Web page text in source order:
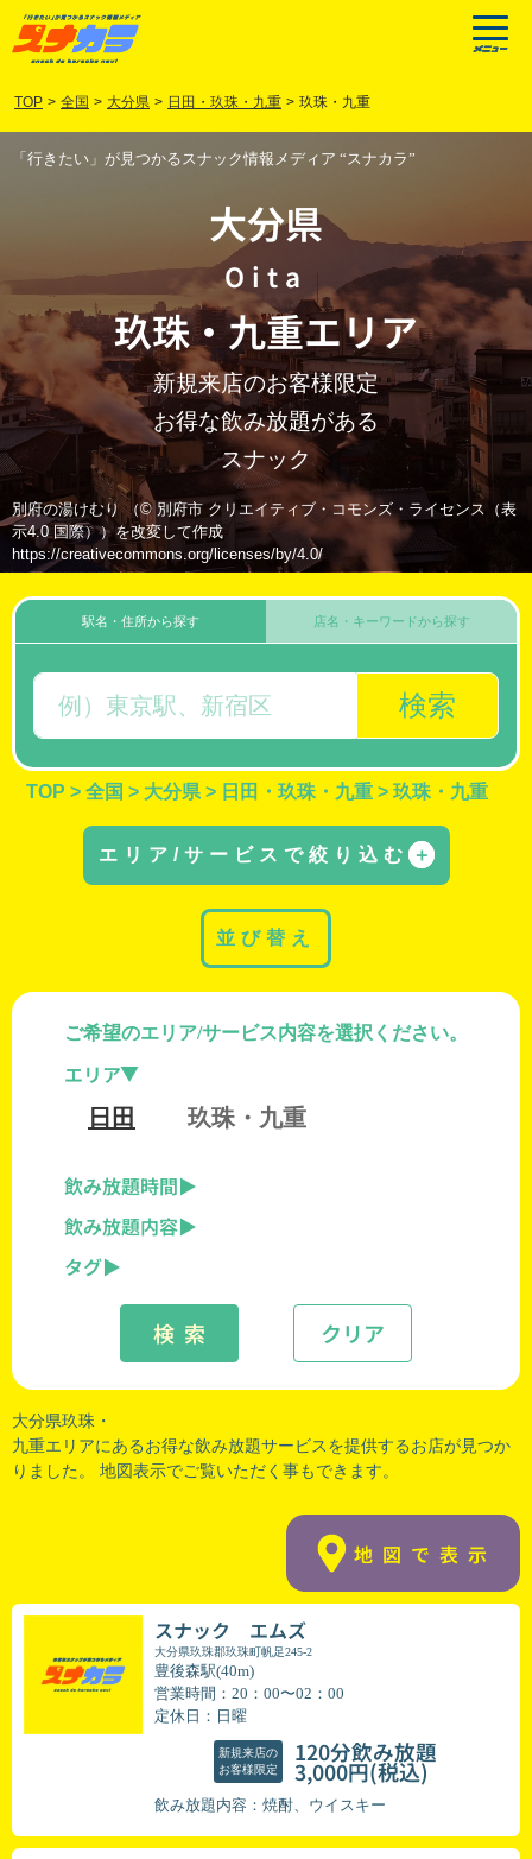
TOP > 全国 > 大分県 > 日田・玖珠・九重 > 玖珠・九重
「行きたい」が見つかるスナック情報メディア “スナカラ”
大分県
Oita
玖珠・九重エリア
新規来店のお客様限定
お得な飲み放題がある
スナック
別府の湯けむり （© 別府市 クリエイティブ・コモンズ・ライセンス（表
示4.0 国際））を改変して作成
https://creativecommons.org/licenses/by/4.0/
駅名・住所から探す
検索
店名・キーワードから探す
TOP > 全国 > 大分県 > 日田・玖珠・九重 > 玖珠・九重
エリア/サービスで絞り込む ＋
ご希望のエリア/サービス内容を選択ください。
エリア
日田 玖珠・九重
飲み放題時間
飲み放題内容
タグ
クリア
検 索
並び替え
大分県玖珠・
九重エリアにあるお得な飲み放題サービスを提供するお店が見つか
りました。 地図表示でご覧いただく事もできます。
地図で表示
スナック エムズ
大分県玖珠郡玖珠町帆足245-2
豊後森駅(40m)
営業時間：20：00〜02：00
定休日：日曜
新規来店の
お客様限定
120分飲み放題
3,000円(税込)
飲み放題内容：焼酎、ウイスキー